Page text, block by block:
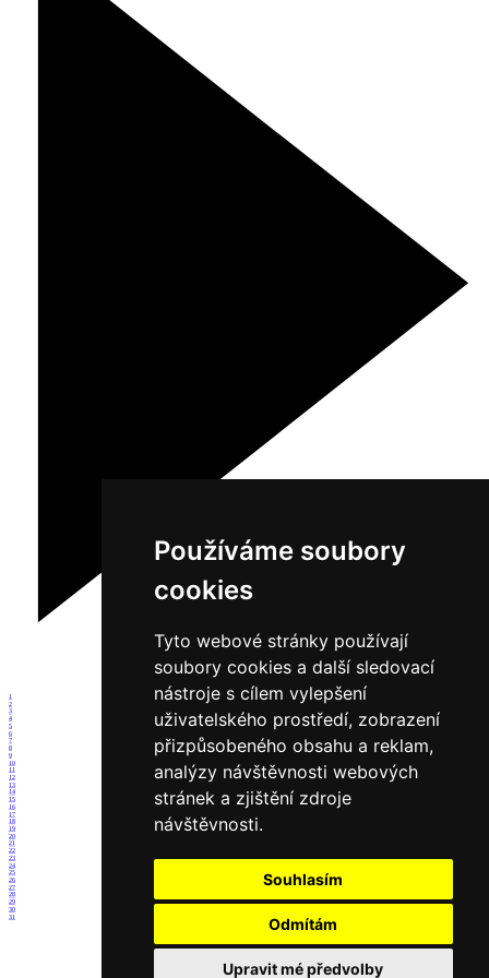
Používáme soubory
cookies
Tyto webové stránky používají
soubory cookies a další sledovací
nástroje s cílem vylepšení
uživatelského prostředí, zobrazení
přizpůsobeného obsahu a reklam,
analýzy návštěvnosti webových
stránek a zjištění zdroje
návštěvnosti.
Souhlasím
Odmítám
Upravit mé předvolby
1
2
3
4
5
6
7
8
9
10
11
12
13
14
15
16
17
18
19
20
21
22
23
24
25
26
27
28
29
30
31